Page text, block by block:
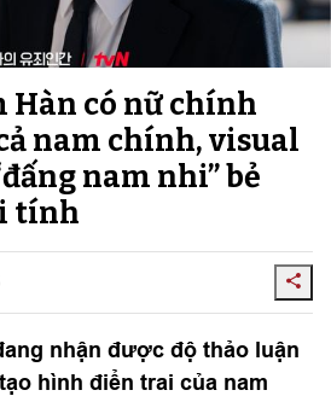
Hàn có nữ chính
nam chính, visual
nam nhi” bẻ
tính
nhận được độ thảo luận
hình điển trai của nam